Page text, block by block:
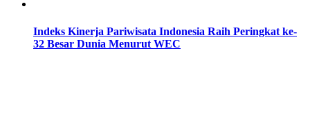
Indeks Kinerja Pariwisata Indonesia Raih Peringkat ke-
32 Besar Dunia Menurut WEC